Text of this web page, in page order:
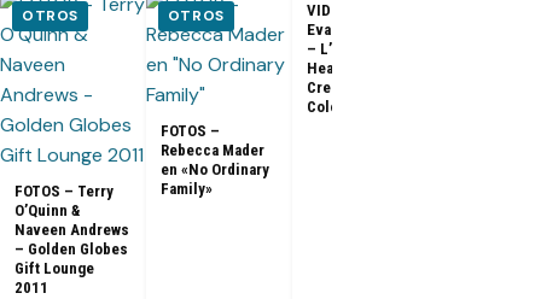
OTROS
FOTOS – Terry
O’Quinn &
Naveen Andrews
– Golden Globes
Gift Lounge
2011
OTROS
FOTOS –
Rebecca Mader
en «No Ordinary
Family»
VIDEO –
Evangeline Lilly
– L’Oreal
Healthy Look
Creme Gloss
Color [HD]